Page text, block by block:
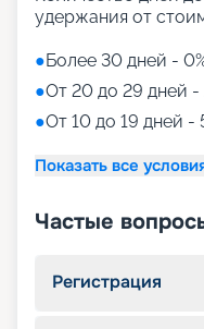
удержания от
●Более 30 дней -
●От 20 до 29 дней -
●От 10 до 19 дней -
Показать все
Частые
Регистрация